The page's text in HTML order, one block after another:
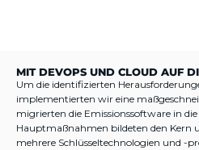
MIT DEVOPS UND CLOUD AUF
Um die identifizierten
implementierten wir eine
migrierten die Emissionssoftware in die
Hauptmaßnahmen bildeten den Kern
mehrere Schlüsseltechnologien und -